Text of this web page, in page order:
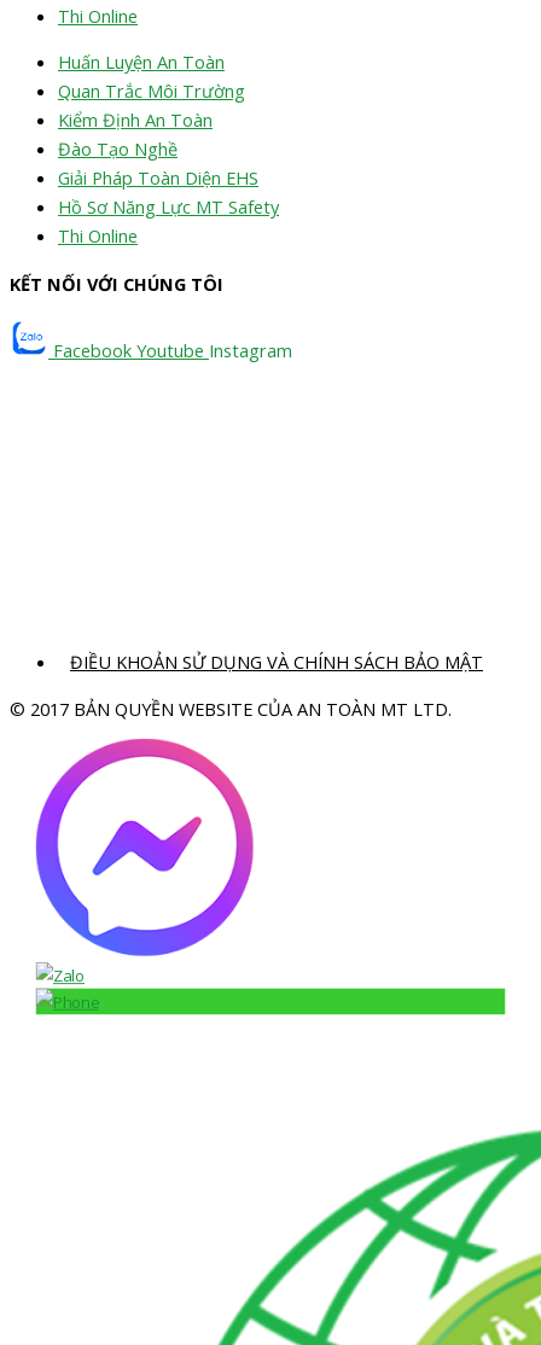
Thi Online
Huấn Luyện An Toàn
Quan Trắc Môi Trường
Kiểm Định An Toàn
Đào Tạo Nghề
Giải Pháp Toàn Diện EHS
Hồ Sơ Năng Lực MT Safety
Thi Online
KẾT NỐI VỚI CHÚNG TÔI
Facebook Youtube Instagram
ĐIỀU KHOẢN SỬ DỤNG VÀ CHÍNH SÁCH BẢO MẬT
© 2017 BẢN QUYỀN WEBSITE CỦA AN TOÀN MT LTD.